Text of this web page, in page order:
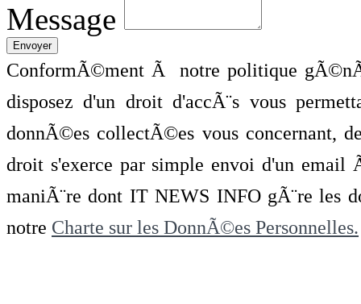
Message
ConformÃ©ment Ã notre politique
disposez d'un droit d'accÃ¨s vous
donnÃ©es collectÃ©es vous concernant,
droit s'exerce par simple envoi d'un
maniÃ¨re dont IT NEWS INFO gÃ¨re les
notre Charte sur les DonnÃ©es Personnelles.